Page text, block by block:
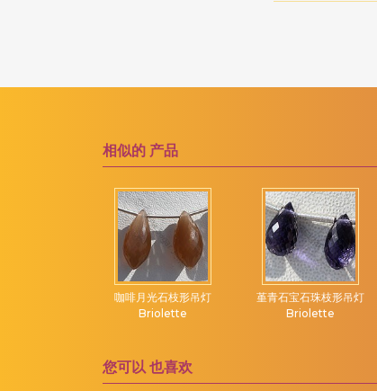
紫黄晶宝石
红宝石
红宝石黝帘石
红柱石宝石
红榴石石榴石
红玉髓宝石
维苏威石宝石
膨化钻石切割
花式切工
郁金香花
雕刻南瓜
雕刻的心
雕刻金块
露滴布里奥莱特
相似的 产品
咖啡月光石枝形吊灯
Briolette
堇青石宝石珠枝形吊灯
Briolette
您可以 也喜欢